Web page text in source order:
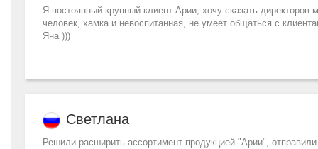
Я постоянный крупный клиент Арии, хочу сказать
человек, хамка и невоспитанная, не умеет общаться с
Яна )))
Светлана
Решили расширить ассортимент продукцией "Арии",